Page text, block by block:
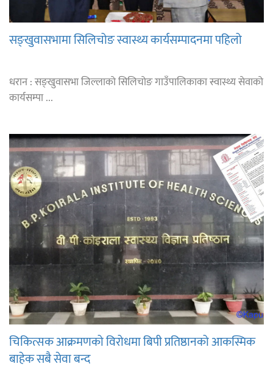
सङ्खुवासभामा सिलिचोङ स्वास्थ्य कार्यसम्पादनमा पहिलो
धरान : सङ्खुवासभा जिल्लाको सिलिचोङ गाउँपालिकाका स्वास्थ्य सेवाको
कार्यसम्पा ...
चिकित्सक आक्रमणको विरोधमा बिपी प्रतिष्ठानको आकस्मिक
बाहेक सबै सेवा बन्द